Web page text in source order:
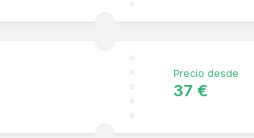
Precio desde
37 €